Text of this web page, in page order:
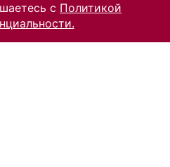
с Политикой